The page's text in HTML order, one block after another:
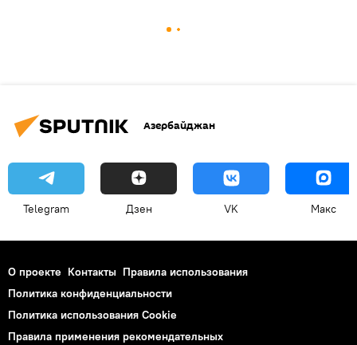
Азербайджан
Telegram Дзен VK Макс
О проекте Контакты Правила использования
Политика конфиденциальности
Политика использования Cookie
Правила применения рекомендательных